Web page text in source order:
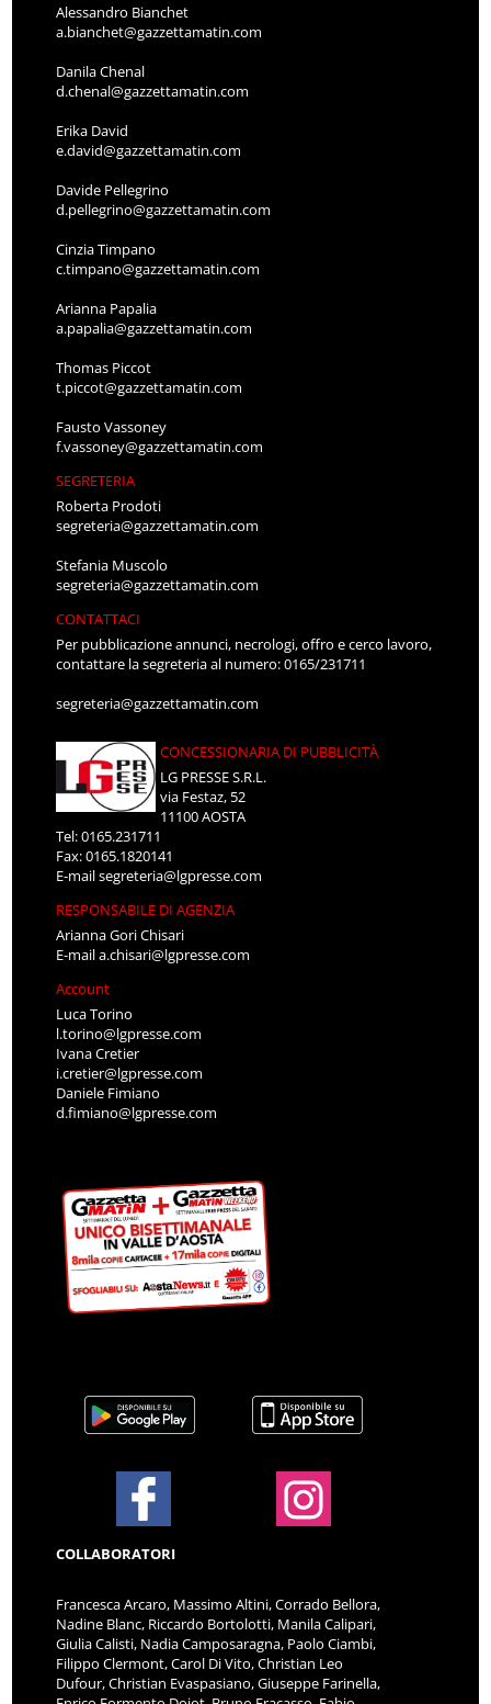
Alessandro Bianchet
a.bianchet@gazzettamatin.com
Danila Chenal
d.chenal@gazzettamatin.com
Erika David
e.david@gazzettamatin.com
Davide Pellegrino
d.pellegrino@gazzettamatin.com
Cinzia Timpano
c.timpano@gazzettamatin.com
Arianna Papalia
a.papalia@gazzettamatin.com
Thomas Piccot
t.piccot@gazzettamatin.com
Fausto Vassoney
f.vassoney@gazzettamatin.com
SEGRETERIA
Roberta Prodoti
segreteria@gazzettamatin.com
Stefania Muscolo
segreteria@gazzettamatin.com
CONTATTACI
Per pubblicazione annunci, necrologi, offro e cerco lavoro,
contattare la segreteria al numero: 0165/231711
segreteria@gazzettamatin.com
CONCESSIONARIA DI PUBBLICITÀ
LG PRESSE S.R.L.
via Festaz, 52
11100 AOSTA
Tel: 0165.231711
Fax: 0165.1820141
E-mailsegreteria@lgpresse.com
RESPONSABILE DI AGENZIA
Arianna Gori Chisari
E-maila.chisari@lgpresse.com
Account
Luca Torino
l.torino@lgpresse.com
Ivana Cretier
i.cretier@lgpresse.com
Daniele Fimiano
d.fimiano@lgpresse.com
COLLABORATORI
Francesca Arcaro, Massimo Altini, Corrado Bellora,
Nadine Blanc, Riccardo Bortolotti, Manila Calipari,
Giulia Calisti, Nadia Camposaragna, Paolo Ciambi,
Filippo Clermont, Carol Di Vito, Christian Leo
Dufour, Christian Evaspasiano, Giuseppe Farinella,